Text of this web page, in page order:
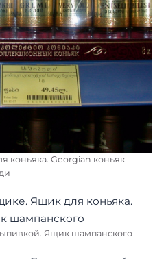
коньяка. Georgian коньяк
Ящик шампанского